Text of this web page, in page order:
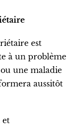
est
à un problème
une maladie
aussitôt
et